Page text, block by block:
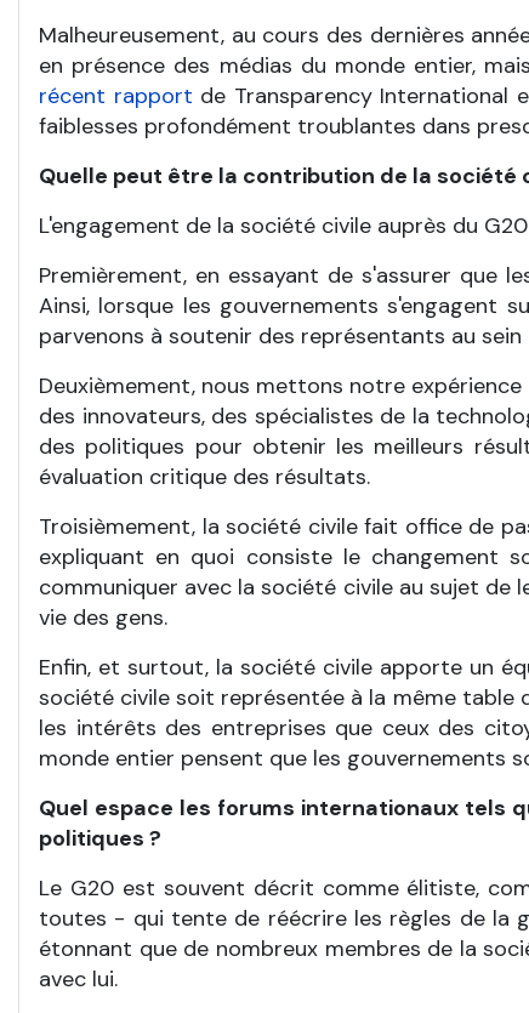
Malheureusement, au cours des dernières
en présence des médias du monde entier,
récent rapport de Transparency International
faiblesses profondément troublantes dans
Quelle peut être la contribution de la société
L'engagement de la société civile auprès du
Premièrement, en essayant de s'assurer que
Ainsi, lorsque les gouvernements s'engagent
parvenons à soutenir des représentants au
Deuxièmement, nous mettons notre
des innovateurs, des spécialistes de la
des politiques pour obtenir les meilleurs
évaluation critique des résultats.
Troisièmement, la société civile fait office de
expliquant en quoi consiste le changement
communiquer avec la société civile au sujet de
vie des gens.
Enfin, et surtout, la société civile apporte un
société civile soit représentée à la même table
les intérêts des entreprises que ceux des
monde entier pensent que les gouvernements
Quel espace les forums internationaux tels
politiques ?
Le G20 est souvent décrit comme élitiste,
toutes - qui tente de réécrire les règles de la
étonnant que de nombreux membres de la
avec lui.